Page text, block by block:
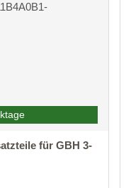
für GBH 3-